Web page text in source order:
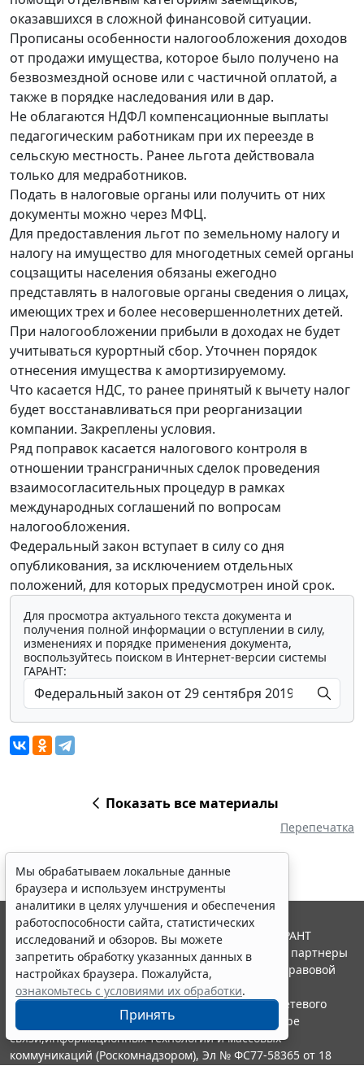
оказавшихся в сложной финансовой ситуации.
Прописаны особенности налогообложения доходов
от продажи имущества, которое было получено на
безвозмездной основе или с частичной оплатой, а
также в порядке наследования или в дар.
Не облагаются НДФЛ компенсационные выплаты
педагогическим работникам при их переезде в
сельскую местность. Ранее льгота действовала
только для медработников.
Подать в налоговые органы или получить от них
документы можно через МФЦ.
Для предоставления льгот по земельному налогу и
налогу на имущество для многодетных семей органы
соцзащиты населения обязаны ежегодно
представлять в налоговые органы сведения о лицах,
имеющих трех и более несовершеннолетних детей.
При налогообложении прибыли в доходах не будет
учитываться курортный сбор. Уточнен порядок
отнесения имущества к амортизируемому.
Что касается НДС, то ранее принятый к вычету налог
будет восстанавливаться при реорганизации
компании. Закреплены условия.
Ряд поправок касается налогового контроля в
отношении трансграничных сделок проведения
взаимосогласительных процедур в рамках
международных соглашений по вопросам
налогообложения.
Федеральный закон вступает в силу со дня
опубликования, за исключением отдельных
положений, для которых предусмотрен иной срок.
Для просмотра актуального текста документа и
получения полной информации о вступлении в силу,
изменениях и порядке применения документа,
воспользуйтесь поиском в Интернет-версии системы
ГАРАНТ:
Показать все материалы
Перепечатка
Мы обрабатываем локальные данные
браузера и используем инструменты
аналитики в целях улучшения и обеспечения
работоспособности сайта, статистических
исследований и обзоров. Вы можете
запретить обработку указанных данных в
настройках браузера. Пожалуйста,
ознакомьтесь с условиями их обработки.
Принять
© ООО "НПП "ГАРАНТ-СЕРВИС", 2026. Система ГАРАНТ
выпускается с 1990 года. Компания "Гарант" и ее партнеры
являются участниками Российской ассоциации правовой
информации ГАРАНТ.
Портал ГАРАНТ.РУ зарегистрирован в качестве сетевого
издания Федеральной службой по надзору в сфере
связи,информационных технологий и массовых
коммуникаций (Роскомнадзором), Эл № ФС77-58365 от 18